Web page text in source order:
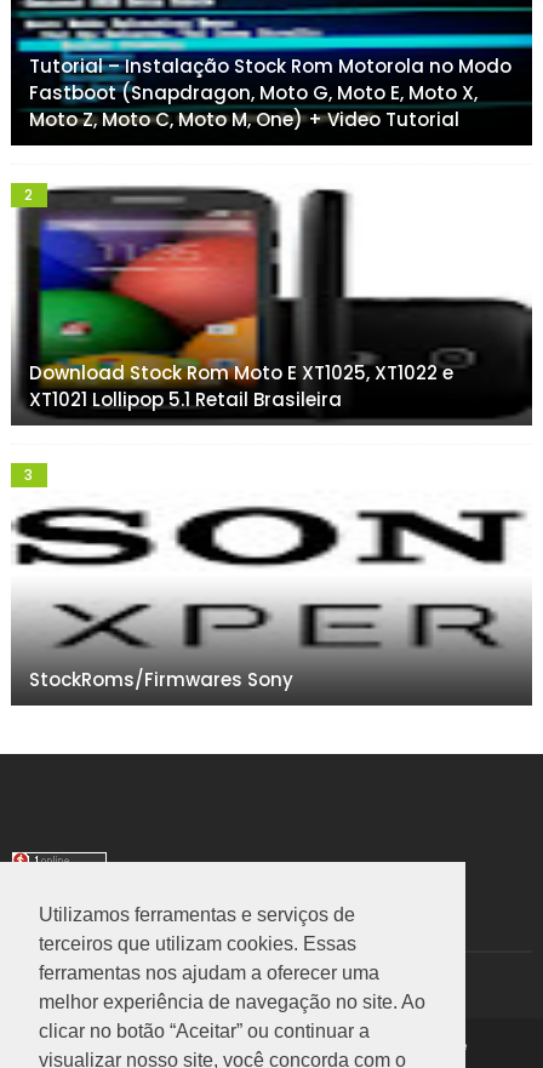
Utilizamos ferramentas e serviços de
terceiros que utilizam cookies. Essas
ferramentas nos ajudam a oferecer uma
melhor experiência de navegação no site. Ao
clicar no botão “Aceitar” ou continuar a
visualizar nosso site, você concorda com o
Tutorial – Instalação Stock Rom Motorola no Modo
Fastboot (Snapdragon, Moto G, Moto E, Moto X,
Moto Z, Moto C, Moto M, One) + Video Tutorial
Download Stock Rom Moto E XT1025, XT1022 e
XT1021 Lollipop 5.1 Retail Brasileira
StockRoms/Firmwares Sony
TRANSLATE
Select Language▼
Rom Stock Política de Privacidade